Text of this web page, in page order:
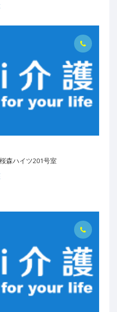
森ハイツ201号室